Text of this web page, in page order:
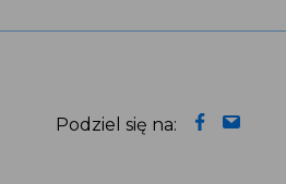
Podziel się na: